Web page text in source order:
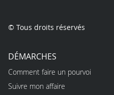
© Tous droits réservés
DÉMARCHES
Comment faire un pourvoi
Suivre mon affaire